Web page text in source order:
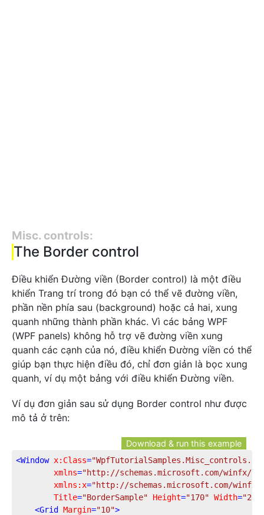
Misc. controls:
The Border control
Điều khiển Đường viền (Border control) là một điều
khiển Trang trí trong đó bạn có thể vẽ đường viền,
phần nền phía sau (background) hoặc cả hai, xung
quanh những thành phần khác. Vì các bảng WPF
(WPF panels) không hỗ trợ vẽ đường viền xung
quanh các cạnh của nó, điều khiển Đường viền có thể
giúp bạn thực hiện điều đó, chỉ đơn giản là bọc xung
quanh, ví dụ một bảng với điều khiển Đường viền.
Ví dụ đơn giản sau sử dụng Border control như được
mô tả ở trên:
Download & run this example
<Window x:Class=
xmlns="http://schemas.microsoft.com/winfx/
xmlns:x="http://schemas.microsoft.com/winfx/
Title="BorderSample" Height="170" Width=
<Grid Margin="10">